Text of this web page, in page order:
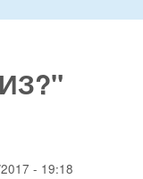
- 19:18